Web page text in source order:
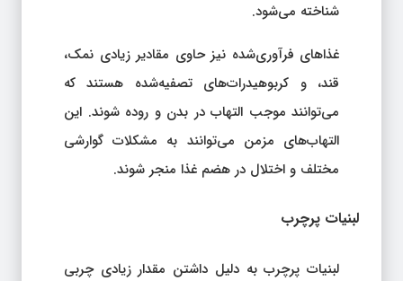
شناخته می‌شود.
غذاهای فرآوری‌شده نیز حاوی مقادیر زیادی نمک،
قند، و کربوهیدرات‌های تصفیه‌شده هستند که
می‌توانند موجب التهاب در بدن و روده شوند. این
التهاب‌های مزمن می‌توانند به مشکلات گوارشی
مختلف و اختلال در هضم غذا منجر شوند.
لبنیات پرچرب
لبنیات پرچرب به دلیل داشتن مقدار زیادی چربی